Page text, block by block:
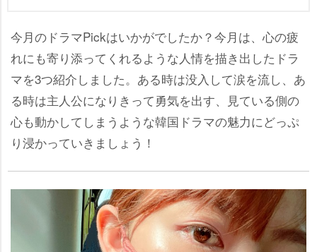
今月のドラマPickはいかがでしたか？今月は、心の疲
れにも寄り添ってくれるような人情を描き出したドラ
マを3つ紹介しました。ある時は没入して涙を流し、あ
る時は主人公になりきって勇気を出す、見ている側の
心も動かしてしまうような韓国ドラマの魅力にどっぷ
り浸かっていきましょう！